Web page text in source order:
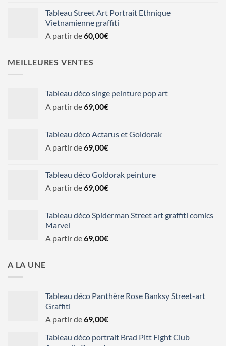
Tableau Street Art Portrait Ethnique
Vietnamienne graffiti
A partir de60,00€
MEILLEURES VENTES
Tableau déco singe peinture pop art
A partir de69,00€
Tableau déco Actarus et Goldorak
A partir de69,00€
Tableau déco Goldorak peinture
A partir de69,00€
Tableau déco Spiderman Street art graffiti comics
Marvel
A partir de69,00€
A LA UNE
Tableau déco Panthère Rose Banksy Street-art
Graffiti
A partir de69,00€
Tableau déco portrait Brad Pitt Fight Club